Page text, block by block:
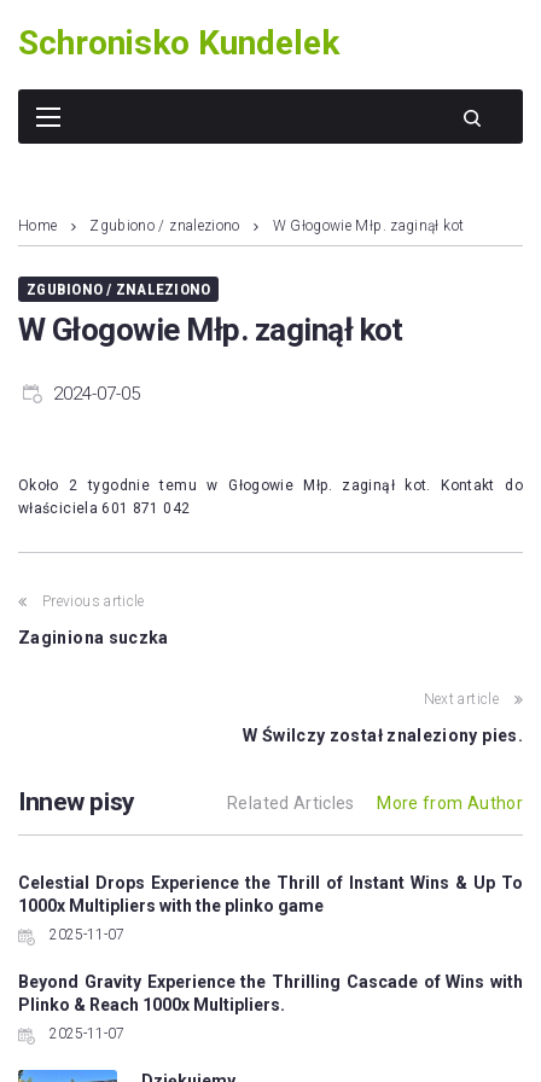
content
Schronisko Kundelek
Home Zgubiono / znaleziono W Głogowie Młp. zaginął kot
ZGUBIONO / ZNALEZIONO
W Głogowie Młp. zaginął kot
2024-07-05
Około 2 tygodnie temu w Głogowie Młp. zaginął kot. Kontakt do
właściciela 601 871 042
Post
navigation
Previous article
Zaginiona suczka
Next article
W Świlczy został znaleziony pies.
Innew pisy Related Articles More from Author
Celestial Drops Experience the Thrill of Instant Wins & Up To
1000x Multipliers with the plinko game
2025-11-07
Beyond Gravity Experience the Thrilling Cascade of Wins with
Plinko & Reach 1000x Multipliers.
2025-11-07